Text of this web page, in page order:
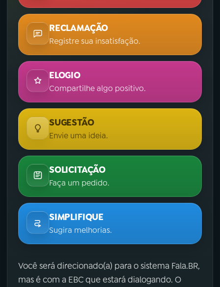
RECLAMAÇÃO
Registre sua insatisfação.
ELOGIO
Compartilhe algo positivo.
SUGESTÃO
Envie uma ideia.
SOLICITAÇÃO
Faça um pedido.
SIMPLIFIQUE
Sugira melhorias.
Você será direcionado(a) para o sistema Fala.BR,
mas é com a EBC que estará dialogando. O